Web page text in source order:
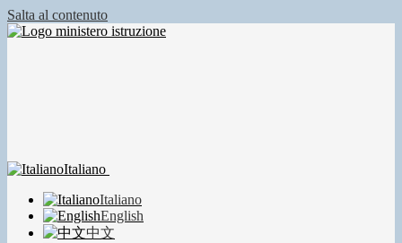
Salta al contenuto
Italiano
Italiano
English
中文